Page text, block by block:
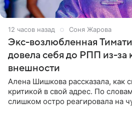
12 часов назад Соня Жарова
Экс-возлюбленная Тимати
довела себя до РПП из-за
внешности
Алена Шишкова рассказала, как
критикой в свой адрес. По
слишком остро реагировала на